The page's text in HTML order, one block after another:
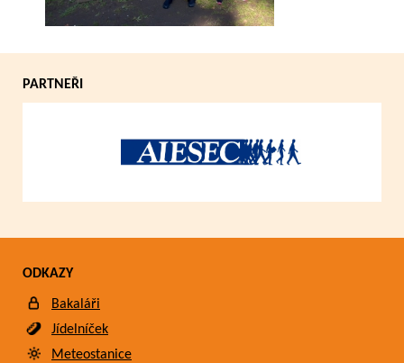
PARTNEŘI
ODKAZY
Bakaláři
Jídelníček
Meteostanice